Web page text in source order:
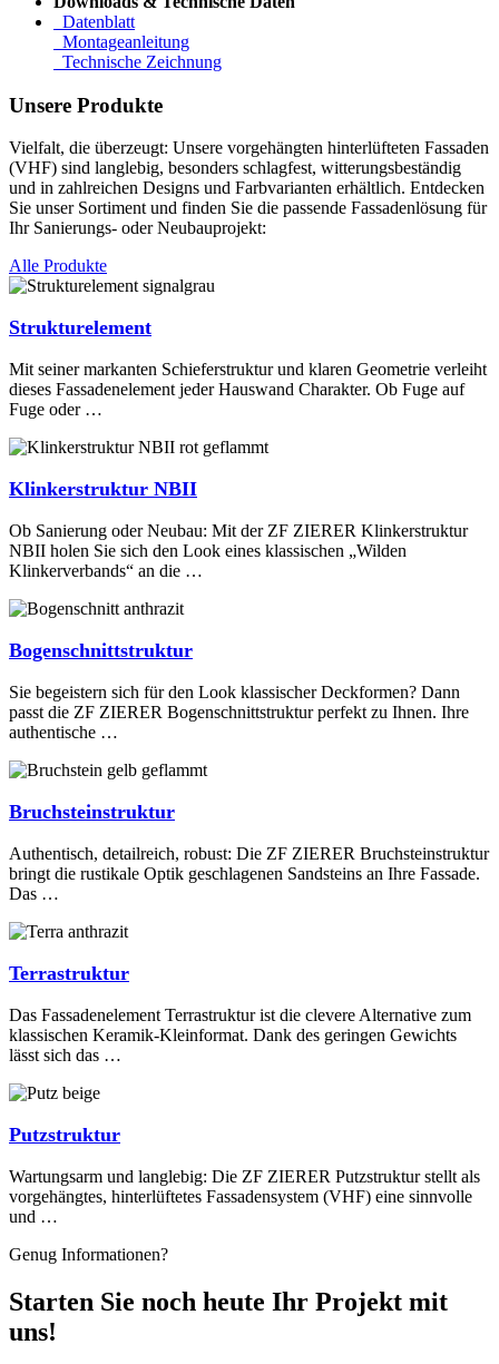
Datenblatt
Montageanleitung
Technische Zeichnung
Unsere Produkte
Vielfalt, die überzeugt: Unsere vorgehängten hinterlüfteten Fassaden
(VHF) sind langlebig, besonders schlagfest, witterungsbeständig
und in zahlreichen Designs und Farbvarianten erhältlich. Entdecken
Sie unser Sortiment und finden Sie die passende Fassadenlösung für
Ihr Sanierungs- oder Neubauprojekt:
Alle Produkte
Strukturelement
Mit seiner markanten Schieferstruktur und klaren Geometrie verleiht
dieses Fassadenelement jeder Hauswand Charakter. Ob Fuge auf
Fuge oder …
Klinkerstruktur NBII
Ob Sanierung oder Neubau: Mit der ZF ZIERER Klinkerstruktur
NBII holen Sie sich den Look eines klassischen „Wilden
Klinkerverbands“ an die …
Bogenschnittstruktur
Sie begeistern sich für den Look klassischer Deckformen? Dann
passt die ZF ZIERER Bogenschnittstruktur perfekt zu Ihnen. Ihre
authentische …
Bruchsteinstruktur
Authentisch, detailreich, robust: Die ZF ZIERER Bruchsteinstruktur
bringt die rustikale Optik geschlagenen Sandsteins an Ihre Fassade.
Das …
Terrastruktur
Das Fassadenelement Terrastruktur ist die clevere Alternative zum
klassischen Keramik-Kleinformat. Dank des geringen Gewichts
lässt sich das …
Putzstruktur
Wartungsarm und langlebig: Die ZF ZIERER Putzstruktur stellt als
vorgehängtes, hinterlüftetes Fassadensystem (VHF) eine sinnvolle
und …
Genug Informationen?
Starten Sie noch heute Ihr Projekt mit
uns!